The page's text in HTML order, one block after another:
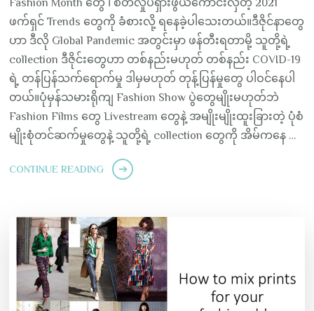
Fashion Month တွေ ၊ စိတ်လှုပ်ရှားဖွယ်ကောင်းလှတဲ့ 2021
ဖက်ရှင် Trends တွေကို ခံစားလို့ ရနေခဲ့ပါသေးတယ်။ဒီဇိုင်နာတွေ
ဟာ ဒီလို Global Pandemic အတွင်းမှာ ဖန်တီးရတာမို့ သူတို့ရဲ့
collection ဒီဇိုင်းတွေဟာ တစ်နည်းမဟုတ် တစ်နည်း COVID-19
ရဲ့ တန်ပြန်သက်ရောက်မှု ဒါမှမဟုတ် တုန့်ပြန်မှုတွေ ပါဝင်နေပါ
တယ်။ပုံမှန်သမားရိုကျ Fashion Show ပွဲတွေမျိုးမဟုတ်ဘဲ
Fashion Films တွေ Livestream တွေနဲ့ အမျိုးမျိုးထူးခြားတဲ့ ပုံစံ
မျိုးစုံတင်ဆက်မှုတွေနဲ့ သူတို့ရဲ့ collection တွေကို အိမ်ကနေ …
CONTINUE READING